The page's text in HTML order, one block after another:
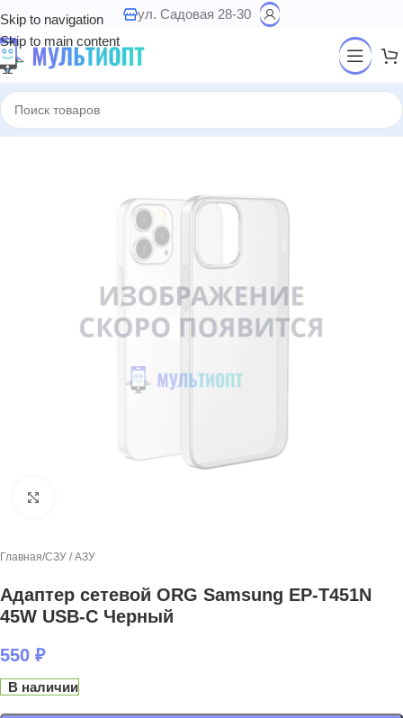
Skip to navigation
Skip to main content
ул. Садовая 28-30
Главная/СЗУ / АЗУ
Адаптер сетевой ORG Samsung EP-T451N
45W USB-C Черный
550 ₽
В наличии